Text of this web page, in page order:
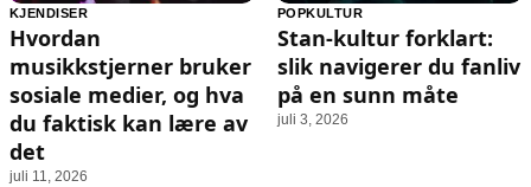
KJENDISER
Hvordan
musikkstjerner bruker
sosiale medier, og hva
du faktisk kan lære av
det
juli 11, 2026
POPKULTUR
Stan-kultur forklart:
slik navigerer du fanliv
på en sunn måte
juli 3, 2026